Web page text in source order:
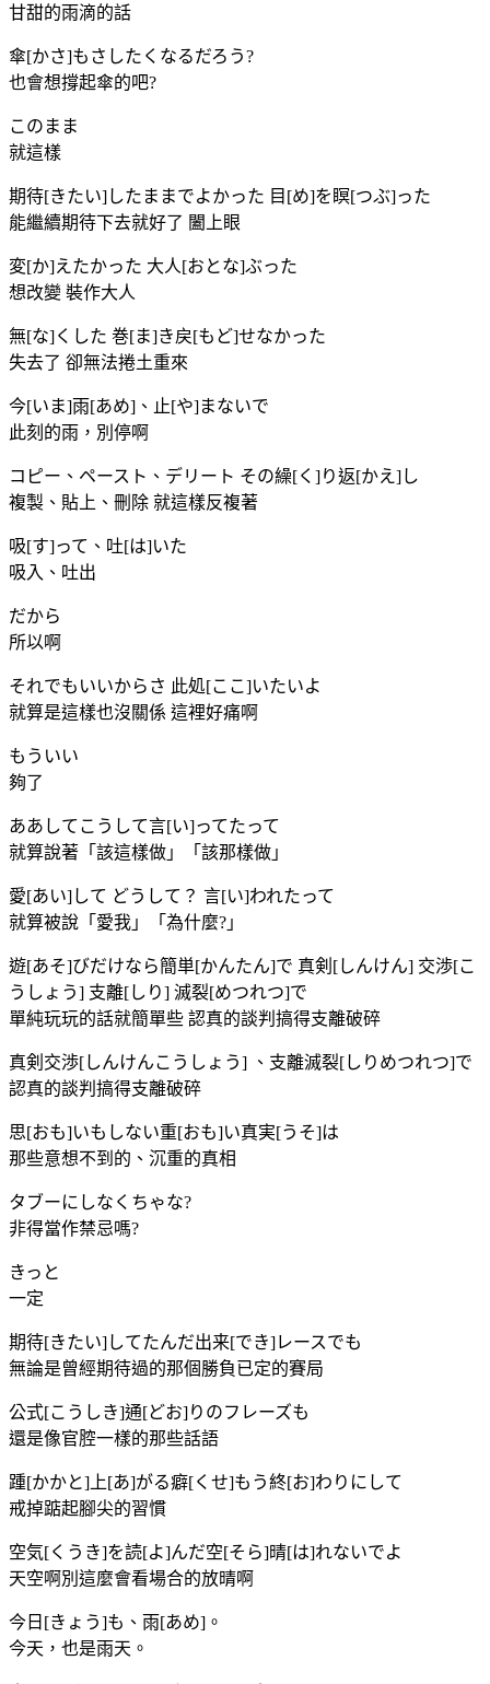
甘甜的雨滴的話
傘[かさ]もさしたくなるだろう?
也會想撐起傘的吧?
このまま
就這樣
期待[きたい]したままでよかった 目[め]を瞑[つぶ]った
能繼續期待下去就好了 闔上眼
変[か]えたかった 大人[おとな]ぶった
想改變 裝作大人
無[な]くした 巻[ま]き戻[もど]せなかった
失去了 卻無法捲土重來
今[いま]雨[あめ]、止[や]まないで
此刻的雨，別停啊
コピー、ペースト、デリート その繰[く]り返[かえ]し
複製、貼上、刪除 就這樣反複著
吸[す]って、吐[は]いた
吸入、吐出
だから
所以啊
それでもいいからさ 此処[ここ]いたいよ
就算是這樣也沒關係 這裡好痛啊
もういい
夠了
ああしてこうして言[い]ってたって
就算說著「該這樣做」「該那樣做」
愛[あい]して どうして？ 言[い]われたって
就算被說「愛我」「為什麼?」
遊[あそ]びだけなら簡単[かんたん]で 真剣[しんけん] 交渉[こ
うしょう] 支離[しり] 滅裂[めつれつ]で
單純玩玩的話就簡單些 認真的談判搞得支離破碎
真剣交渉[しんけんこうしょう] 、支離滅裂[しりめつれつ]で
認真的談判搞得支離破碎
思[おも]いもしない重[おも]い真実[うそ]は
那些意想不到的、沉重的真相
タブーにしなくちゃな?
非得當作禁忌嗎?
きっと
一定
期待[きたい]してたんだ出来[でき]レースでも
無論是曾經期待過的那個勝負已定的賽局
公式[こうしき]通[どお]りのフレーズも
還是像官腔一樣的那些話語
踵[かかと]上[あ]がる癖[くせ]もう終[お]わりにして
戒掉踮起腳尖的習慣
空気[くうき]を読[よ]んだ空[そら]晴[は]れないでよ
天空啊別這麼會看場合的放晴啊
今日[きょう]も、雨[あめ]。
今天，也是雨天。